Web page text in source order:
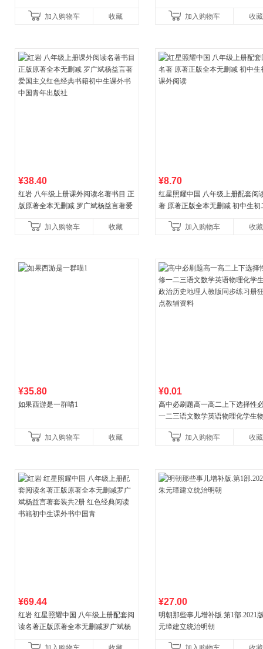
加入购物车 收藏 加入购物车 收藏
¥38.40
红岩 八年级上册课外阅读名著书目 正
版原著全本无删减 罗广斌杨益言著爱
国青年出版社加入购物车 收藏
¥8.70
红星照耀中国 八年级上册配套阅
著 原著正版全本无删减 初中生初
加入购物车
收藏
¥35.80
如果西游是一群喵1
加入购物车 收藏
¥0.01
高中必刷题高一高二上下选择性
一二三语文数学英语物理化学生
教辅资料加入购物车 收藏
¥69.44
红岩 红星照耀中国 八年级上册配套阅
读名著正版原著全本无删减罗广斌杨
¥27.00
明朝那些事儿增补版.第1部.2021
元璋建立统治明朝